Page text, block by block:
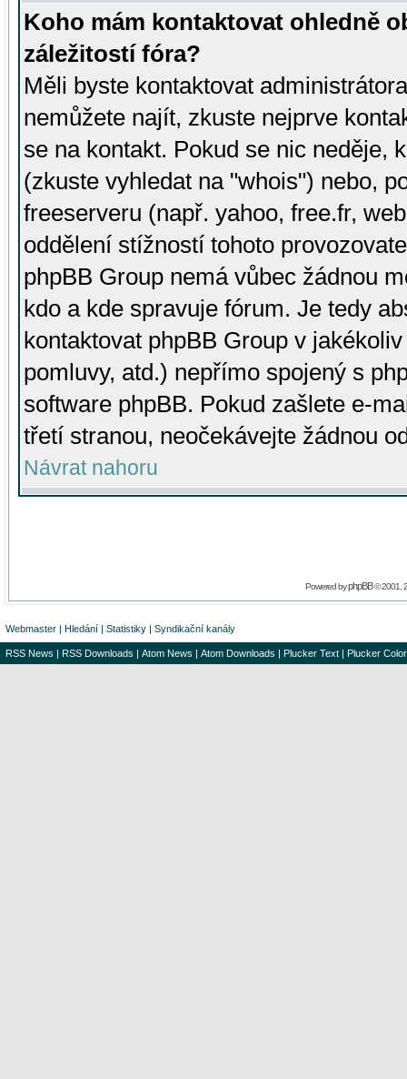
Koho mám kontaktovat ohledně
záležitostí fóra?
Měli byste kontaktovat
nemůžete najít, zkuste nejprve
se na kontakt. Pokud se nic neděje,
(zkuste vyhledat na "whois") nebo,
freeserveru (např. yahoo, free.fr,
oddělení stížností tohoto
phpBB Group nemá vůbec žádnou
kdo a kde spravuje fórum. Je tedy
kontaktovat phpBB Group v
pomluvy, atd.) nepřímo spojený s
software phpBB. Pokud zašlete e-
třetí stranou, neočekávejte žádnou
Návrat nahoru
Powered byphpBB© 2001,
Webmaster | Hledání | Statistiky | Syndikační kanály
RSS News | RSS Downloads | Atom News | Atom Downloads | Plucker Text | Plucker Color